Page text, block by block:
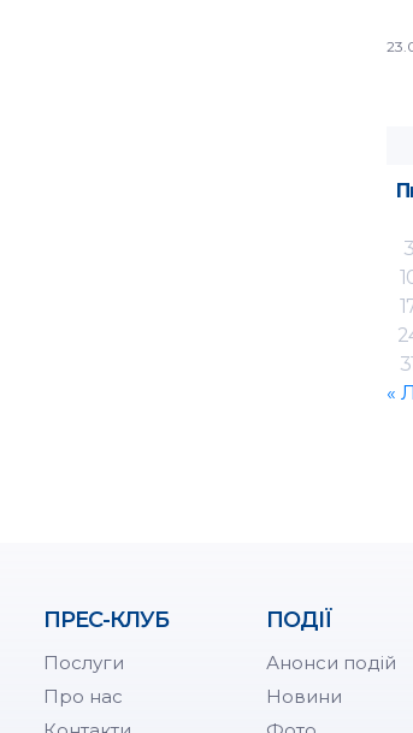
3
31
«
ПРЕС-КЛУБ
Послуги
Про нас
ПОДІЇ
Анонси подій
Новини